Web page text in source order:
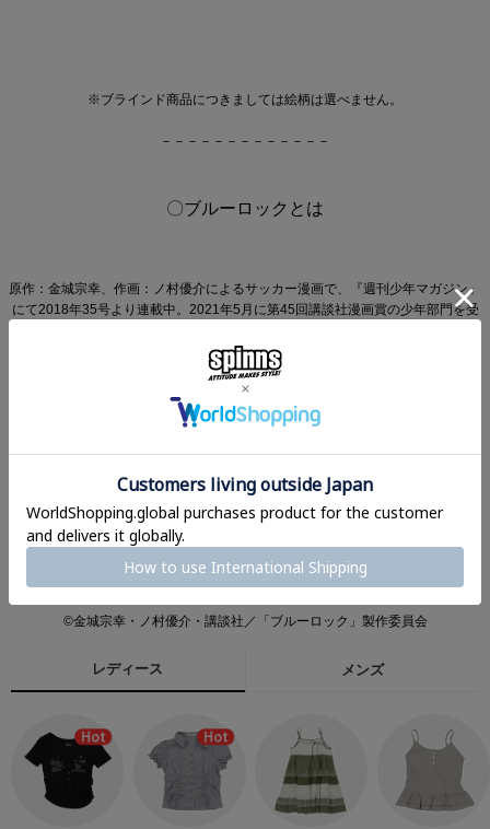
※ブラインド商品につきましては絵柄は選べません。
－－－－－－－－－－－－－
〇ブルーロックとは
原作：金城宗幸、作画：ノ村優介によるサッカー漫画で、『週刊少年マガジン』
にて2018年35号より連載中。2021年5月に第45回講談社漫画賞の少年部門を受
TVアニメが2022年10月から、2期が2024年10月からテレビ朝日系列局
(IMAnimation枠)、AT-X、BS朝日にて放送されていた。
アニメ公式サイト
公式X
－－－－－－－－－－－－－
©金城宗幸・ノ村優介・講談社／「ブルーロック」製作委員会
レディース メンズ